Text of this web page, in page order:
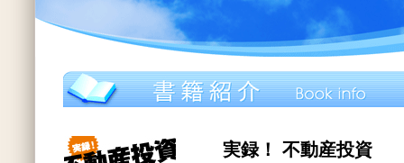
実録！ 不動産投資